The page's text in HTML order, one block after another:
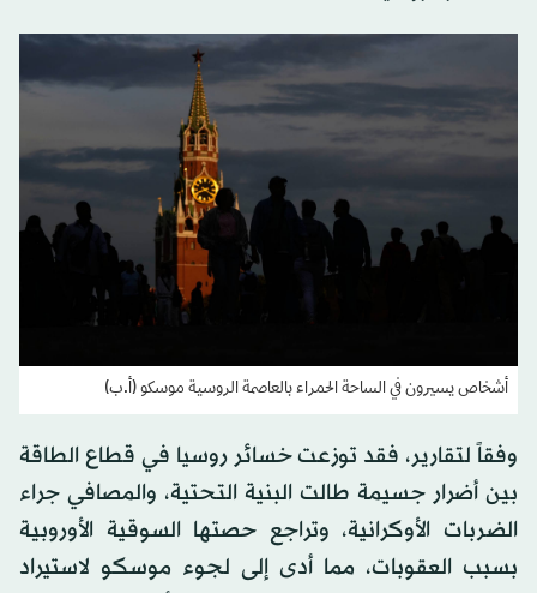
أشخاص يسيرون في الساحة الحمراء بالعاصمة الروسية موسكو (أ.ب)
وفقاً لتقارير، فقد توزعت خسائر روسيا في قطاع الطاقة
بين أضرار جسيمة طالت البنية التحتية، والمصافي جراء
الضربات الأوكرانية، وتراجع حصتها السوقية الأوروبية
بسبب العقوبات، مما أدى إلى لجوء موسكو لاستيراد